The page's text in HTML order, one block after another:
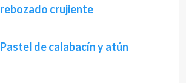
rebozado crujiente
Pastel de calabacín y atún